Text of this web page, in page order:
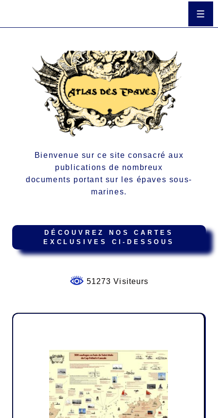
Bienvenue sur ce site consacré aux
publications de nombreux
documents portant sur les épaves sous-
marines.
DÉCOUVREZ NOS CARTES
EXCLUSIVES CI-DESSOUS
51273 Visiteurs